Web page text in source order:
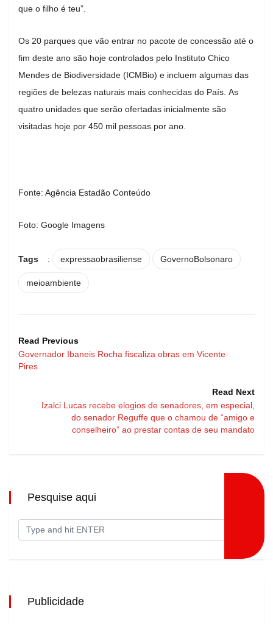
que o filho é teu”.
Os 20 parques que vão entrar no pacote de concessão até o
fim deste ano são hoje controlados pelo Instituto Chico
Mendes de Biodiversidade (ICMBio) e incluem algumas das
regiões de belezas naturais mais conhecidas do País. As
quatro unidades que serão ofertadas inicialmente são
visitadas hoje por 450 mil pessoas por ano.
Fonte: Agência Estadão Conteúdo
Foto: Google Imagens
Tags : expressaobrasiliense GovernoBolsonaro
meioambiente
Read Previous
Governador Ibaneis Rocha fiscaliza obras em Vicente
Pires
Read Next
Izalci Lucas recebe elogios de senadores, em especial,
do senador Reguffe que o chamou de “amigo e
conselheiro” ao prestar contas de seu mandato
Pesquise aqui
Publicidade